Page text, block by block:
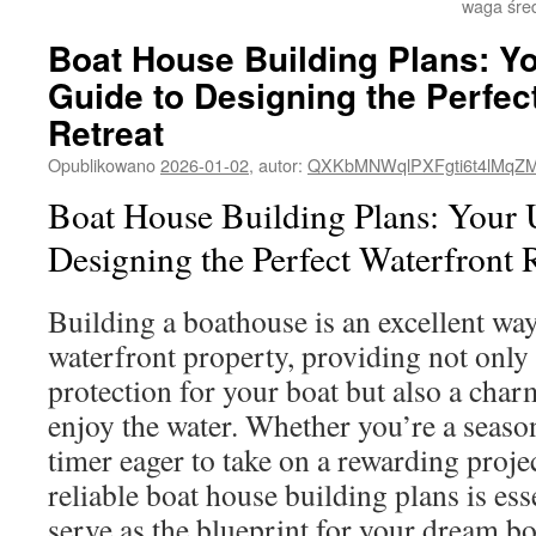
waga
Boat House Building Plans:
Guide to Designing the
Retreat
Opublikowano2026-01-02, autor:
Boat House Building Plans: Your
Designing the Perfect Waterfront
Building a boathouse is an excellent
waterfront property, providing not only
protection for your boat but also a
enjoy the water. Whether you’re a
timer eager to take on a rewarding
reliable boat house building plans is